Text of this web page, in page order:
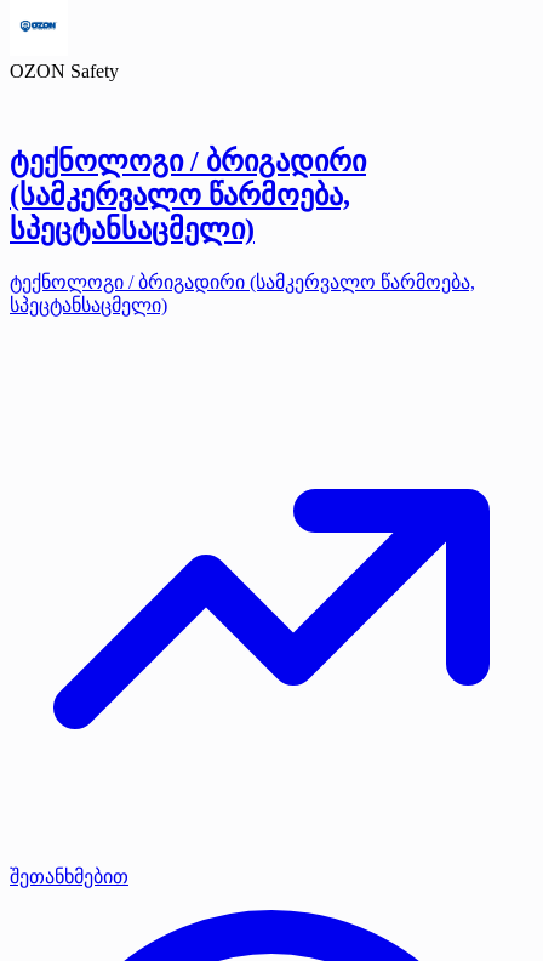
OZON Safety
ტექნოლოგი / ბრიგადირი
(სამკერვალო წარმოება,
სპეცტანსაცმელი)
ტექნოლოგი / ბრიგადირი (სამკერვალო წარმოება,
სპეცტანსაცმელი)
შეთანხმებით